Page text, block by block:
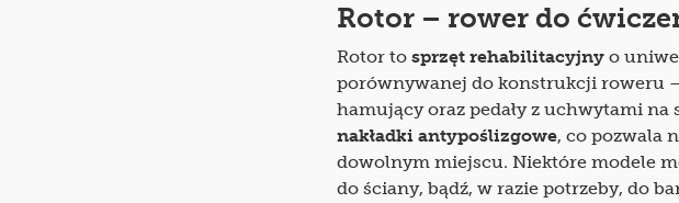
Rotor – rower do
Rotor to sprzęt rehabilitacyjny o
porównywanej do konstrukcji roweru
hamujący oraz pedały z uchwytami na
nakładki antypoślizgowe, co pozwala
dowolnym miejscu. Niektóre modele
do ściany, bądź, w razie potrzeby, do